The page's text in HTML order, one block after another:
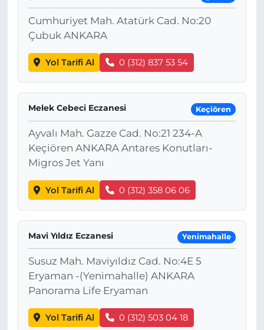
Cumhuriyet Mah. Atatürk Cad. No:20
Çubuk ANKARA
Yol Tarifi Al 0 (312) 837 53 54
Melek Cebeci Eczanesi Keçiören
Ayvalı Mah. Gazze Cad. No:21 234-A
Keçiören ANKARA Antares Konutları-
Migros Jet Yanı
Yol Tarifi Al 0 (312) 358 06 06
Mavi Yıldız Eczanesi Yenimahalle
Susuz Mah. Maviyıldız Cad. No:4E 5
Eryaman -(Yenimahalle) ANKARA
Panorama Life Eryaman
Yol Tarifi Al 0 (312) 503 04 18